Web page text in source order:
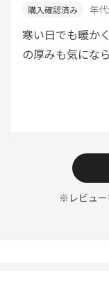
年代:
寒い日でも暖か
の厚みも気にな
※レビュ